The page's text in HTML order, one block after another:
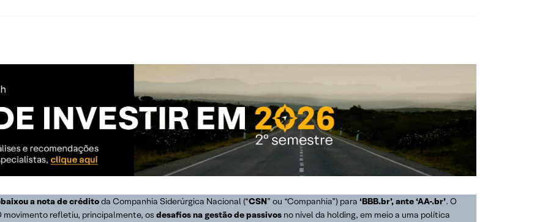
a nota de créditoda Companhia Siderúrgica Nacional (“CSN” ou “Companhia”) para ‘BBB.br’, ante ‘AA-.br’. O
movimento refletiu, principalmente, os desafios na gestão de passivos no nível da holding, em meio a uma política